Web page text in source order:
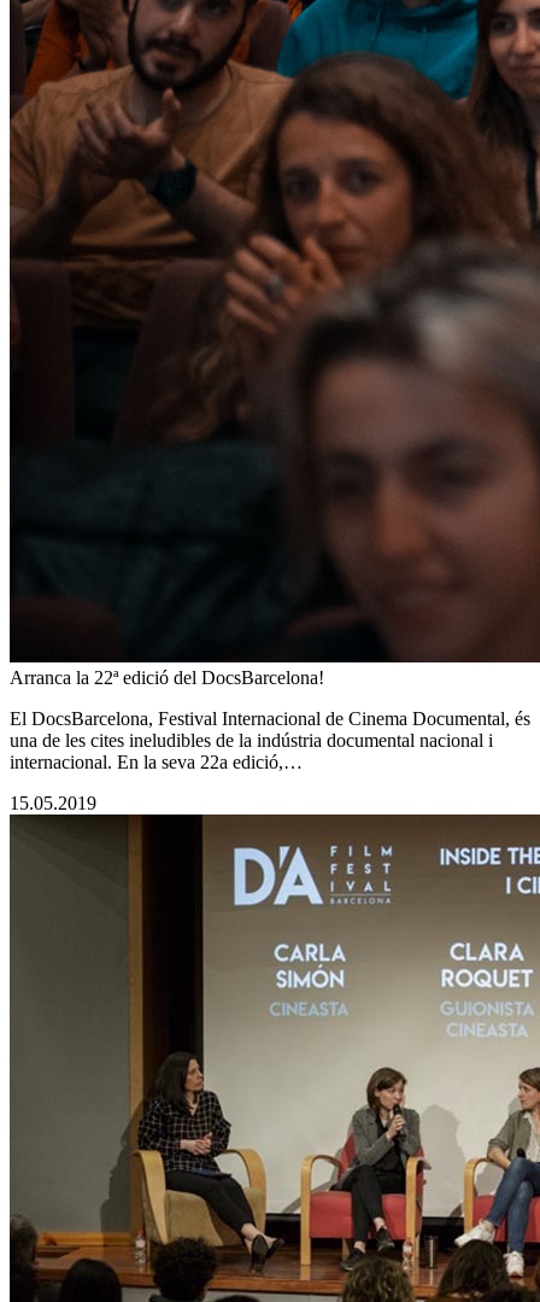
Arranca la 22ª edició del DocsBarcelona!
El DocsBarcelona, Festival Internacional de Cinema Documental, és
una de les cites ineludibles de la indústria documental nacional i
internacional. En la seva 22a edició,…
15.05.2019